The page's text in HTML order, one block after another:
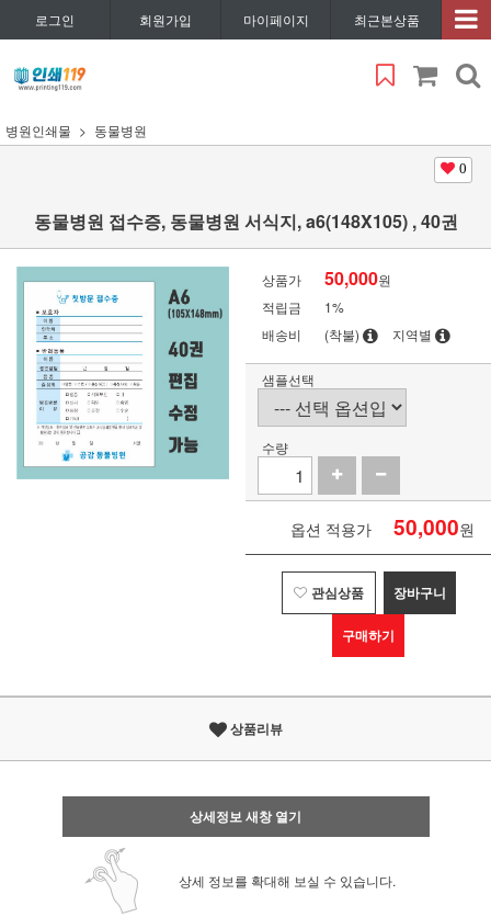
로그인 회원가입 마이페이지 최근본상품
병원인쇄물 동물병원
0
동물병원 접수증, 동물병원 서식지, a6(148X105) , 40권
상품가 50,000원
적립금
1%
배송비
(착불) 지역별
샘플선택
수량
옵션 적용가 50,000원
관심상품 장바구니
구매하기
상품리뷰
상세정보 새창 열기
상세 정보를 확대해 보실 수 있습니다.